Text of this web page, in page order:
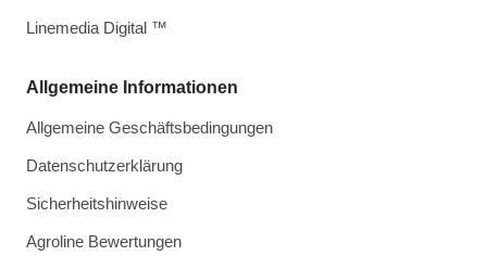
Allgemeine Informationen
Allgemeine Geschäftsbedingungen
Datenschutzerklärung
Sicherheitshinweise
Agroline Bewertungen
Linemedia Digital ™